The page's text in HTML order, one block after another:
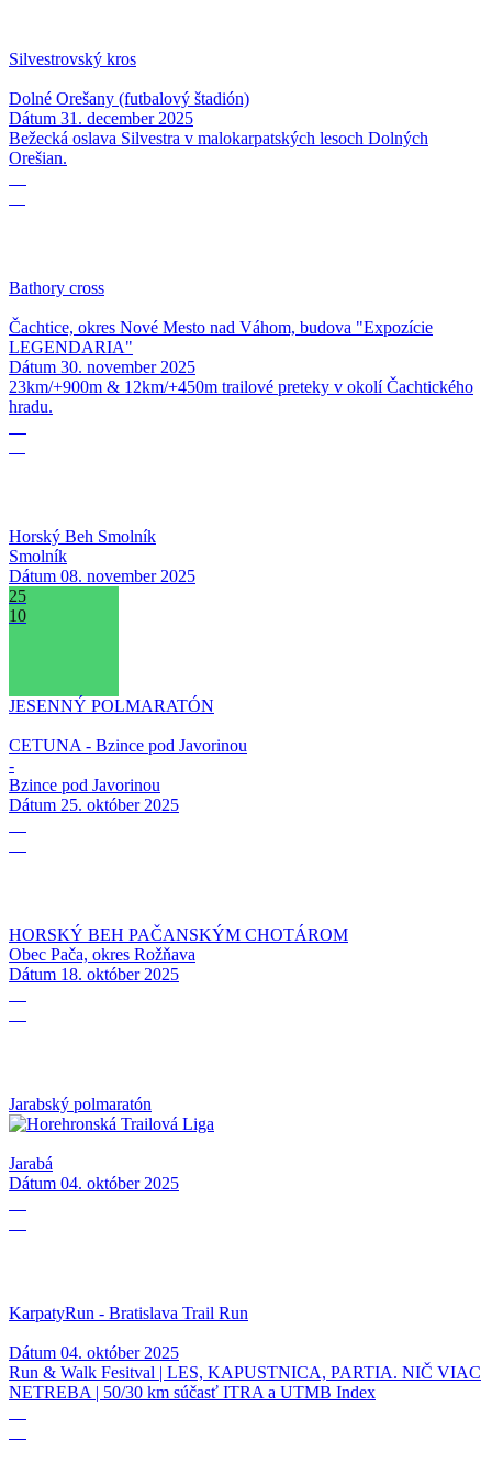
Silvestrovský kros
Dolné Orešany (futbalový štadión)
Dátum 31. december 2025
Bežecká oslava Silvestra v malokarpatských lesoch Dolných
Orešian.
Bathory cross
Čachtice, okres Nové Mesto nad Váhom, budova "Expozície
LEGENDARIA"
Dátum 30. november 2025
23km/+900m & 12km/+450m trailové preteky v okolí Čachtického
hradu.
Horský Beh Smolník
Smolník
Dátum 08. november 2025
25
10
JESENNÝ POLMARATÓN
CETUNA - Bzince pod Javorinou
-
Bzince pod Javorinou
Dátum 25. október 2025
HORSKÝ BEH PAČANSKÝM CHOTÁROM
Obec Pača, okres Rožňava
Dátum 18. október 2025
Jarabský polmaratón
Jarabá
Dátum 04. október 2025
KarpatyRun - Bratislava Trail Run
Dátum 04. október 2025
Run & Walk Fesitval | LES, KAPUSTNICA, PARTIA. NIČ VIAC
NETREBA | 50/30 km súčasť ITRA a UTMB Index